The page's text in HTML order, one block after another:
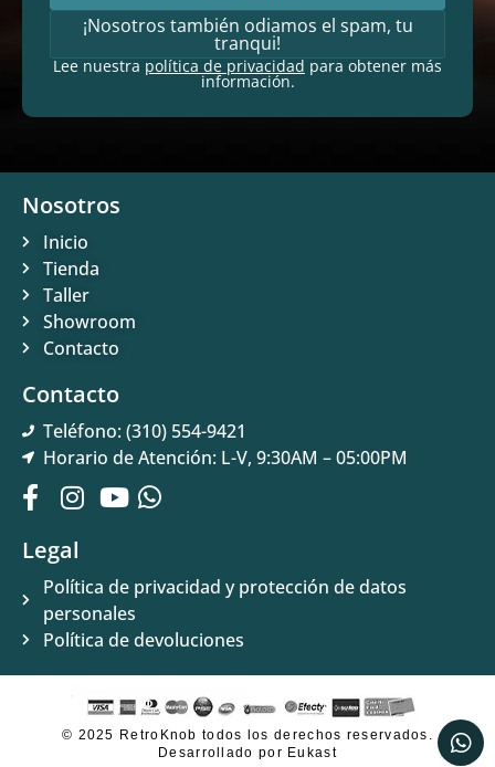
¡Nosotros también odiamos el spam, tu
tranqui!
Lee nuestrapolítica de privacidadpara obtener más
información.
Nosotros
Inicio
Tienda
Taller
Showroom
Contacto
Contacto
Teléfono: (310) 554-9421
Horario de Atención: L-V, 9:30AM – 05:00PM
Legal
Política de privacidad y protección de datos
personales
Política de devoluciones
© 2025 RetroKnob todos los derechos reservados.
Desarrollado por Eukast